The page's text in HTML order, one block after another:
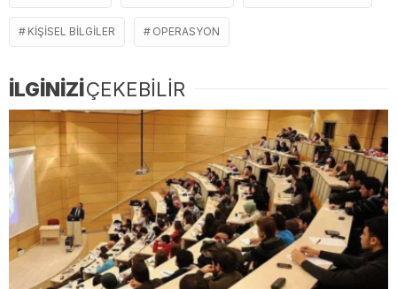
KIŞISEL BILGILER OPERASYON
İLGİNİZİÇEKEBİLİR